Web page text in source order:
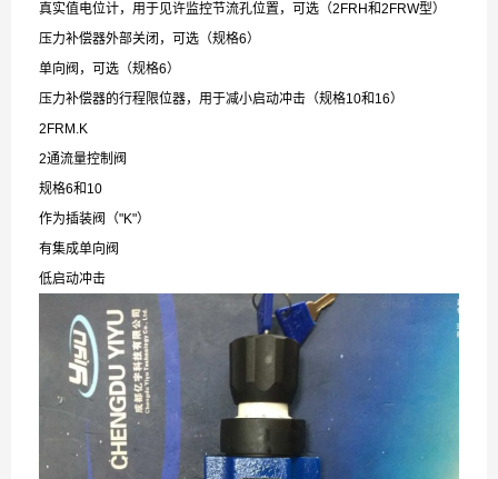
真实值电位计，用于见许监控节流孔位置，可选（2FRH和2FRW型）
压力补偿器外部关闭，可选（规格6）
单向阀，可选（规格6）
压力补偿器的行程限位器，用于减小启动冲击（规格10和16）
2FRM.K
2通流量控制阀
规格6和10
作为插装阀（"K"）
有集成单向阀
低启动冲击